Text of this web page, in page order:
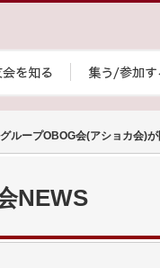
ループOBOG会(アショカ会)が
NEWS